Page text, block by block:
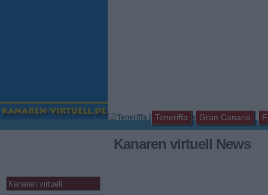
Teneriffa Gran Canaria
Kanaren virtuell News
Kanaren virtuell